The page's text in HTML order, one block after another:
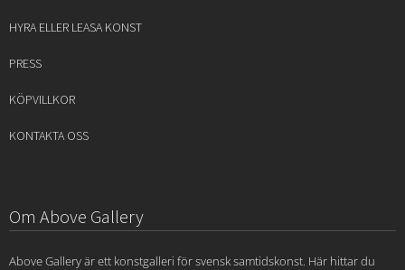
HYRA ELLER LEASA KONST
PRESS
KÖPVILLKOR
KONTAKTA OSS
Om Above Gallery
Above Gallery är ett konstgalleri för svensk samtidskonst. Här hittar du